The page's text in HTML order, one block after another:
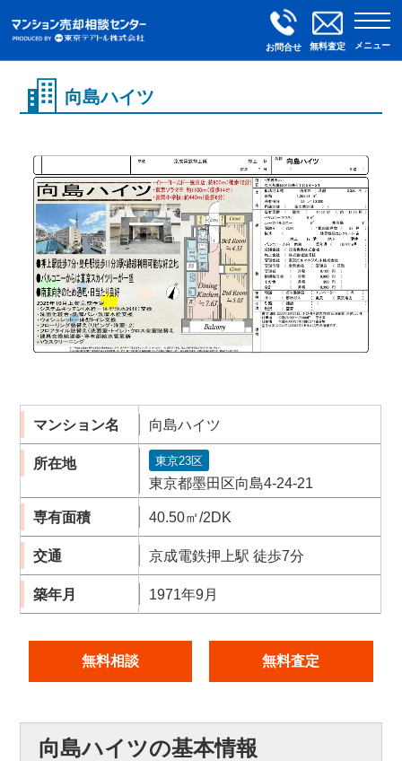
お問合せ 無料査定 メニュー
向島ハイツ
マンション名 向島ハイツ
所在地 東京23区
東京都墨田区向島4-24-21
専有面積 40.50㎡/2DK
交通 京成電鉄押上駅 徒歩7分
築年月 1971年9月
無料相談 無料査定
向島ハイツの基本情報